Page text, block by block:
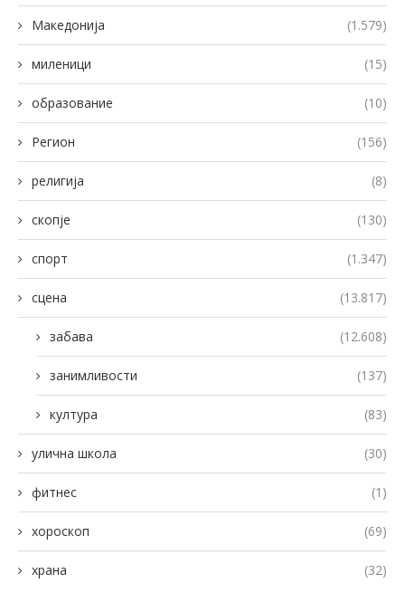
Македонија (1.579)
миленици (15)
образование (10)
Регион (156)
религија (8)
скопје (130)
спорт (1.347)
сцена (13.817)
забава (12.608)
занимливости (137)
култура (83)
улична школа (30)
фитнес (1)
хороскоп (69)
храна (32)